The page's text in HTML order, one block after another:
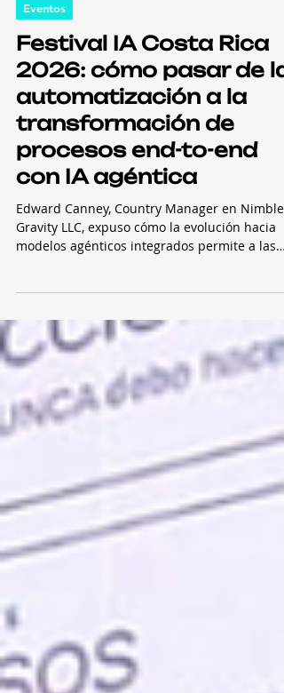
25 jul
Eventos
Festival IA Costa Rica
2026: cómo pasar de la
automatización a la
transformación de
procesos end-to-end
con IA agéntica
Gravity LLC, expuso cómo la evolución hacia
modelos agénticos integrados permite a las
organizaciones reducir tiempos operativos de
semanas a minutos mediante un enfoque de
proceso completo en lugar de esfuerzos
aislados. En la actualidad, la mayoría de las
empresas operan con un ecosistema
fragmentado de soluciones: automatizaciones
robóticas de procesos (RPA), tableros de
(dashboards) aislados y modelos de datos
departamental